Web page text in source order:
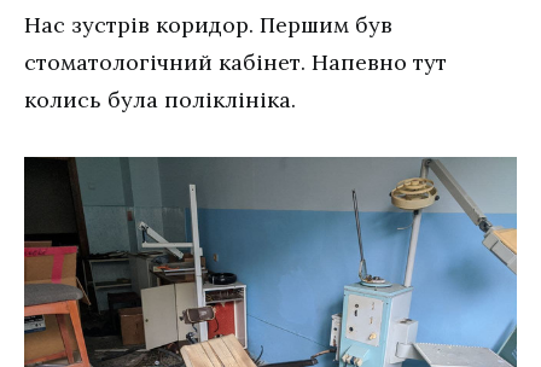
Нас зустрів коридор. Першим був
стоматологічний кабінет. Напевно тут
колись була поліклініка.